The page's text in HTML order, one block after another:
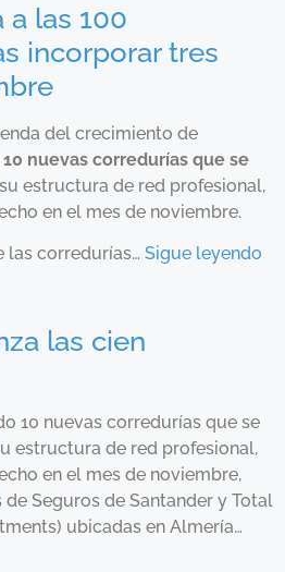
a las 100
incorporar tres
del crecimiento de
10 nuevas corredurías que se
estructura de red profesional,
en el mes de noviembre.
las corredurías… Sigue leyendo
las cien
10 nuevas corredurías que se
estructura de red profesional,
en el mes de noviembre,
de Seguros de Santander y Total
ubicadas en Almería…